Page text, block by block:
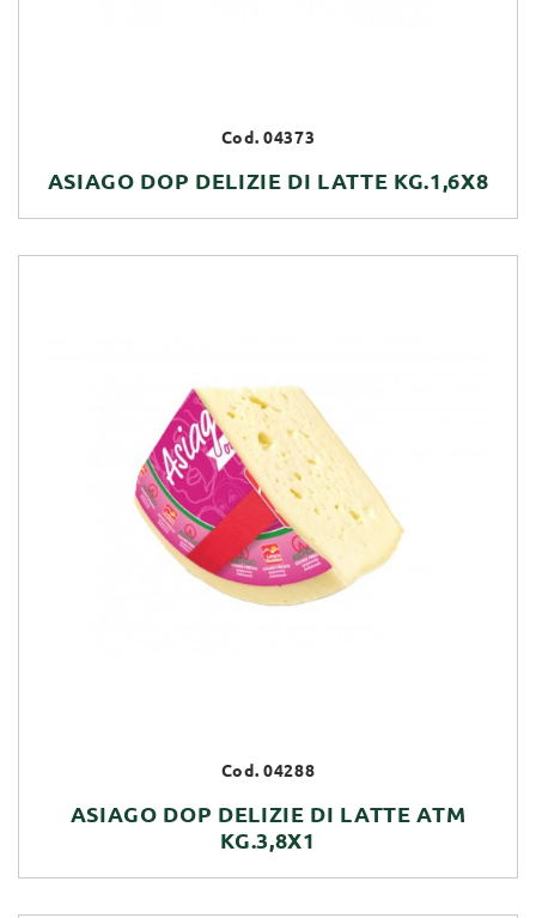
Cod. 04373
ASIAGO DOP DELIZIE DI LATTE KG.1,6X8
Cod. 04288
ASIAGO DOP DELIZIE DI LATTE ATM
KG.3,8X1